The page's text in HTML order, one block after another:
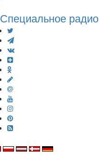
Специальное радио